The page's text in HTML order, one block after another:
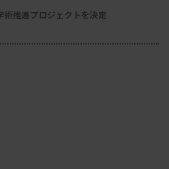
術推進プロジェクトを決定